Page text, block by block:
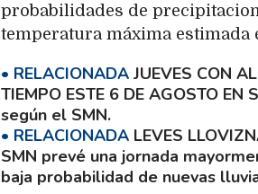
probabilidades de
temperatura máxima estimada
JUEVES CON
TIEMPO ESTE 6 DE AGOSTO EN
según el SMN.
LEVES
SMN prevé una jornada
baja probabilidad de nuevas